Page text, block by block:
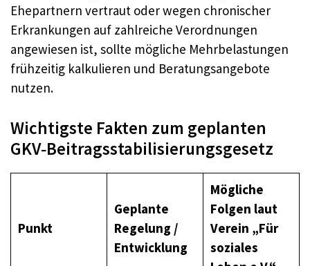
Ehepartnern vertraut oder wegen chronischer
Erkrankungen auf zahlreiche Verordnungen
angewiesen ist, sollte mögliche Mehrbelastungen
frühzeitig kalkulieren und Beratungsangebote
nutzen.
Wichtigste Fakten zum geplanten
GKV‑Beitragsstabilisierungsgesetz
Punkt
Geplante
Regelung /
Entwicklung
Mögliche
Folgen laut
Verein „Für
soziales